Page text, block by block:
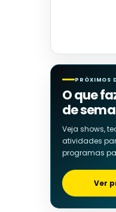
PRÓXIMOS
O que
de
Veja shows,
atividades
programas
Ver